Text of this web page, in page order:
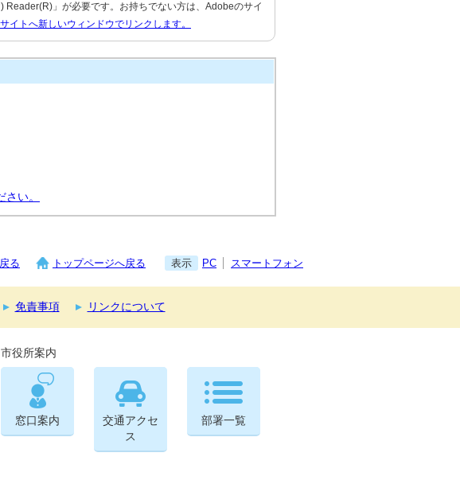
」が必要です。お持ちでない方は、Adobeのサイ
イトへ新しいウィンドウでリンクします。
い。
る トップページへ戻る 表示 PC スマートフォン
免責事項 リンクについて
市役所案内
窓口案内
交通アクセ
ス
部署一覧